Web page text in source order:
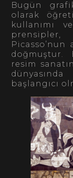
Bugün
olarak
kullanımı
doğmuştur.
resim
başlangıcı